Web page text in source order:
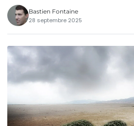
Bastien Fontaine
28 septembre 2025